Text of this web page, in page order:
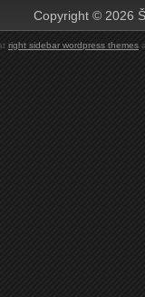
Copyright © 2026
right sidebar wordpress themes